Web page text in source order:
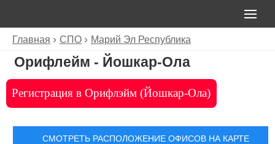
Главная СПО Марий Эл Республика
Орифлейм - Йошкар-Ола
Регистрация в Орифлэйм (Йошкар-Ола)
СМОТРЕТЬ РАСПОЛОЖЕНИЕ ОФИСОВ НА КАРТЕ